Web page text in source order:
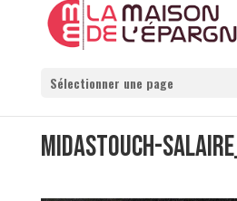
Sélectionner une page
MIDASTOUCH-